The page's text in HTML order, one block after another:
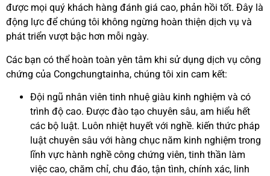
được mọi quý khách hàng đánh giá cao, phản hồi tốt. Đây là
động lực để chúng tôi không ngừng hoàn thiện dịch vụ và
phát triển vượt bậc hơn mỗi ngày.
Các bạn có thể hoàn toàn yên tâm khi sử dụng dịch vụ công
chứng của Congchungtainha, chúng tôi xin cam kết:
Đội ngũ nhân viên tinh nhuệ giàu kinh nghiệm và có
trình độ cao. Được đào tạo chuyên sâu, am hiểu hết
các bộ luật. Luôn nhiệt huyết với nghề. kiến thức pháp
luật chuyên sâu với hàng chục năm kinh nghiệm trong
lĩnh vực hành nghề công chứng viên, tinh thần làm
việc cao, chăm chỉ, chu đáo, tận tình, chính xác, linh